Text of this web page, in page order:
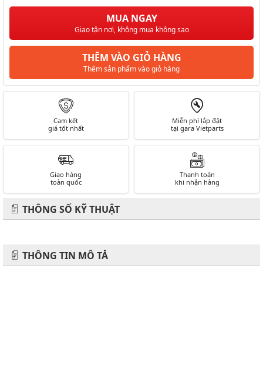
MUA NGAY
Giao tận nơi, không mua không sao
THÊM VÀO GIỎ HÀNG
Thêm sản phẩm vào giỏ hàng
Cam kết
giá tốt nhất
Miễn phí lắp đặt
tại gara Vietparts
Giao hàng
toàn quốc
Thanh toán
khi nhận hàng
THÔNG SỐ KỸ THUẬT
THÔNG TIN MÔ TẢ